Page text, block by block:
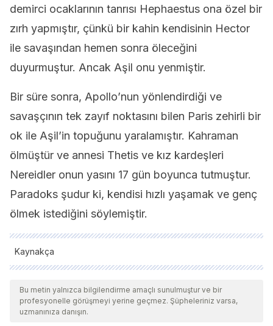
demirci ocaklarının tanrısı Hephaestus ona özel bir
zırh yapmıştır, çünkü bir kahin kendisinin Hector
ile savaşından hemen sonra öleceğini
duyurmuştur. Ancak Aşil onu yenmiştir.
Bir süre sonra, Apollo’nun yönlendirdiği ve
savaşçının tek zayıf noktasını bilen Paris zehirli bir
ok ile Aşil’in topuğunu yaralamıştır. Kahraman
ölmüştür ve annesi Thetis ve kız kardeşleri
Nereidler onun yasını 17 gün boyunca tutmuştur.
Paradoks şudur ki, kendisi hızlı yaşamak ve genç
ölmek istediğini söylemiştir.
Kaynakça
Tüm alıntı yapılan kaynaklar, kalitelerini, güvenilirliklerini,
güncelliklerini ve geçerliliklerini sağlamak için ekibimiz
tarafından derinlemesine incelendi. Bu makalenin bibliyografisi
Bu metin yalnızca bilgilendirme amaçlı sunulmuştur ve bir
profesyonelle görüşmeyi yerine geçmez. Şüpheleriniz varsa,
uzmanınıza danışın.